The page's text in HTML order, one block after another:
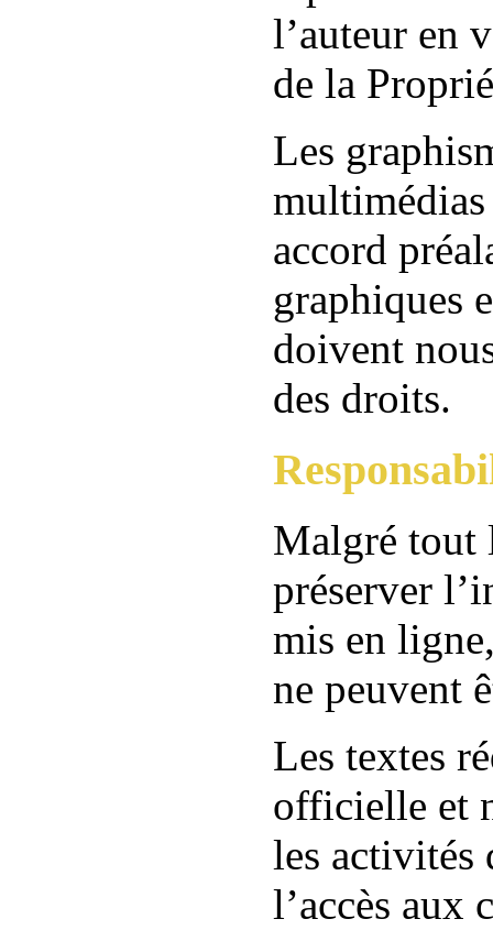
l’auteur en
de la
Les
multimédias
accord
graphiques
doivent
des droits.
Malgré tout
préserver
mis en
ne peuvent
Les textes
officielle et
les activités
l’accès aux